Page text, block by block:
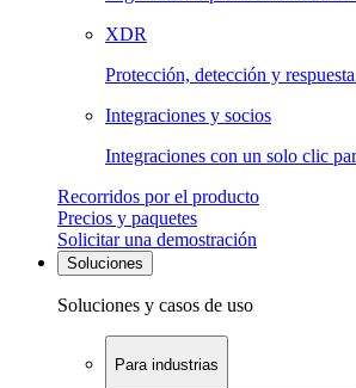
XDR
Protección, detección y
Integraciones y socios
Integraciones con un solo clic
Recorridos por el producto
Precios y paquetes
Solicitar una demostración
Soluciones
Soluciones y casos de uso
Para industrias